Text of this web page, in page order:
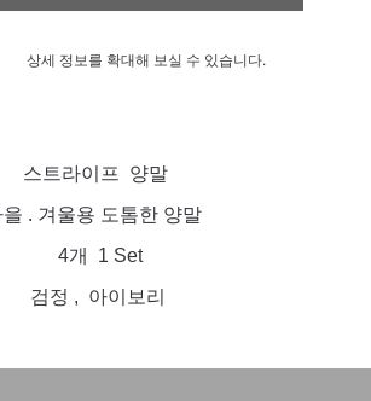
상세 정보를 확대해 보실 수 있습니다.
스트라이프 양말
을 . 겨울용 도톰한 양말
4개 1 Set
검정 , 아이보리